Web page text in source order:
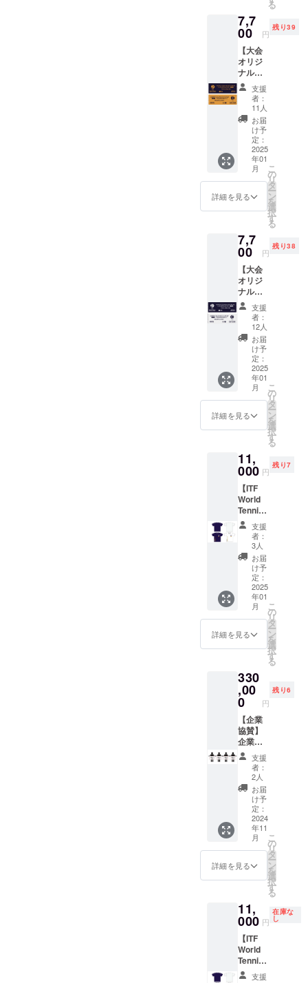
S 身丈
65cm
47cm
肩丈
44cm
裾丈
20cm M
身丈
68cm
身巾
50cm
肩丈
46cm
裾丈
21cm L
身丈
肩丈
48cm
裾丈
22cm
LL 身丈
74cm
身巾
56cm
肩丈
50cm
裾丈
23cm
を提供
しま
す。 サ
イズ
S 身
丈65cm
身巾
47cm
肩丈
44cm
裾丈
20cm M
身丈
68cm
身巾
50cm
肩丈
L 身
丈71cm
53cm
肩丈
48cm
裾丈
22cm
LL 身丈
74cm
身巾
56cm
肩丈
50cm
裾丈
23cm
カ
白 ※サ
イズや
色など
に選択
肢があ
る場
合、オ
プショ
ン（プ
ルダウ
ン選
択）を
ご設定
くださ
い。
る
7,7
00 円
残り39
【大会
オリジ
ナルタ
オル】
ITF
World
Tennis
Master
s Tour
のオリ
ジナル
タオル
を提供
しま
す。 カ
ビー×オ
レンジ
サイ
ズ：縦
40cm×
横
115cm
上質な2
色毛違
いジャ
ガード
支援
者：
11人
お届
け予
定：
2025
年01
月
詳細を見る
こ
の
リ
タ
ー
ン
を
選
択
す
る
7,7
00 円
残り38
【大会
オリジ
ナルタ
オル】
ITF
World
Tennis
Master
s Tour
のオリ
ジナル
タオル
を提供
しま
す。 カ
ビー×ホ
ワイト
サイ
ズ：縦
40cm×
横
115cm
上質2色
毛違い
ジャ
ガード
支援
者：
12人
お届
け予
定：
2025
年01
月
詳細を見る
こ
の
リ
タ
ー
ン
を
選
択
す
る
11,
000 円
残り7
【ITF
World
Tennis
Master
s
Tour
オリジ
ナルT
シャ
ツ
Team
JAPAN
女子4
選手サ
イン入
り】 ITF
Tennis
Master
s Tour
のオリ
ジナルT
シャツ
をTeam
JAPAN
女子選
手のサ
イン入
りを提
供しま
す。 サ
イズ
S 身
丈65cm
身巾
47cm
裾丈
20cm M
身丈
68cm
身巾
50cm
肩丈
支援
者：
3人
お届
け予
定：
2025
年01
月
詳細を見る
こ
の
リ
タ
ー
ン
を
選
択
す
る
330
,00
0 円
残り6
【企業
協賛】
企業バ
ナー ・
詳細：
応援い
ただく
企業の
バナー
と一緒
に集合
写真を
撮らせ
ていた
だきま
企業ロ
ゴ/Ai
データ
のご準
備をお
願いい
たしま
支援
者：
2人
お届
け予
定：
2024
年11
月
詳細を見る
こ
の
リ
タ
ー
ン
を
選
択
す
る
11,
000 円
在庫な
し
【ITF
World
Tennis
Master
支援